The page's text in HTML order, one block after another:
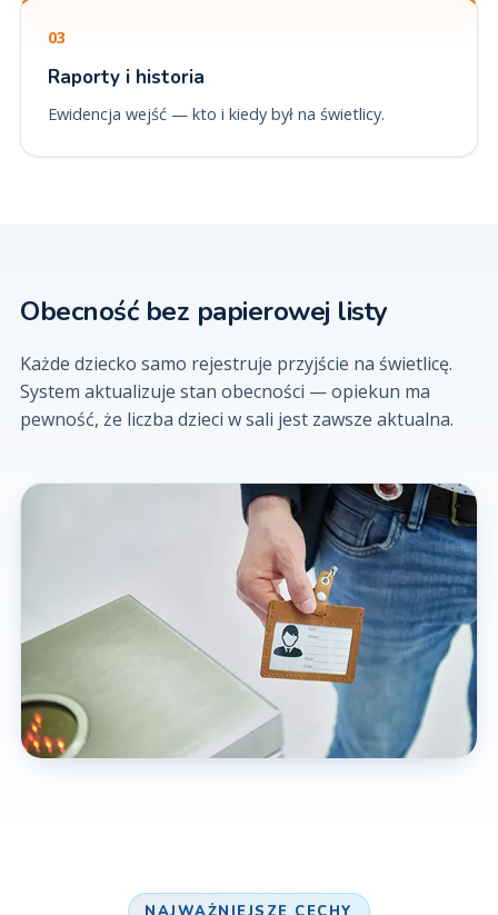
03
Raporty i historia
Ewidencja wejść — kto i kiedy był na świetlicy.
Obecność bez papierowej listy
Każde dziecko samo rejestruje przyjście na świetlicę.
System aktualizuje stan obecności — opiekun ma
pewność, że liczba dzieci w sali jest zawsze aktualna.